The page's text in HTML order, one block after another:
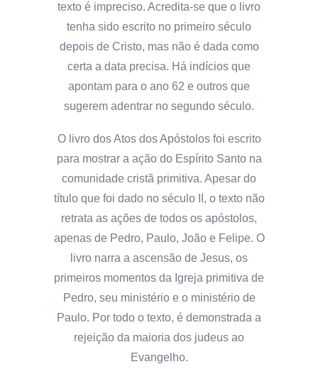
texto é impreciso. Acredita-se que o livro
tenha sido escrito no primeiro século
depois de Cristo, mas não é dada como
certa a data precisa. Há indícios que
apontam para o ano 62 e outros que
sugerem adentrar no segundo século.
O livro dos Atos dos Apóstolos foi escrito
para mostrar a ação do Espírito Santo na
comunidade cristã primitiva. Apesar do
título que foi dado no século II, o texto não
retrata as ações de todos os apóstolos,
apenas de Pedro, Paulo, João e Felipe. O
livro narra a ascensão de Jesus, os
primeiros momentos da Igreja primitiva de
Pedro, seu ministério e o ministério de
Paulo. Por todo o texto, é demonstrada a
rejeição da maioria dos judeus ao
Evangelho.